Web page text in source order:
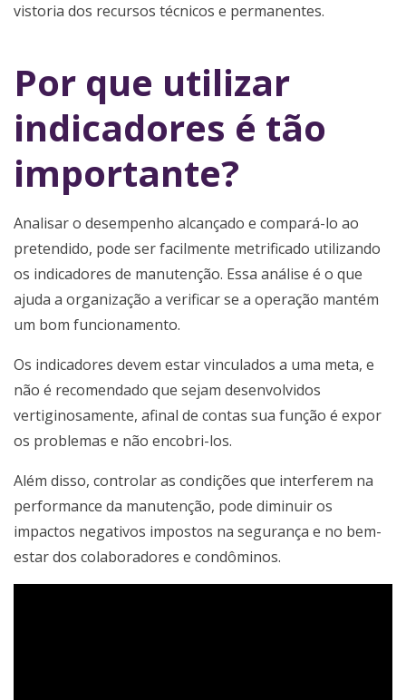
vistoria dos recursos técnicos e permanentes.
Por que utilizar
indicadores é tão
importante?
Analisar o desempenho alcançado e compará-lo ao
pretendido, pode ser facilmente metrificado utilizando
os indicadores de manutenção. Essa análise é o que
ajuda a organização a verificar se a operação mantém
um bom funcionamento.
Os indicadores devem estar vinculados a uma meta, e
não é recomendado que sejam desenvolvidos
vertiginosamente, afinal de contas sua função é expor
os problemas e não encobri-los.
Além disso, controlar as condições que interferem na
performance da manutenção, pode diminuir os
impactos negativos impostos na segurança e no bem-
estar dos colaboradores e condôminos.